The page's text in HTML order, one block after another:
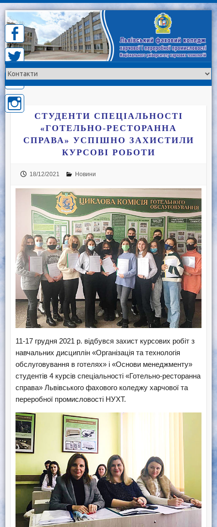
Skip
content
СТУДЕНТИ СПЕЦІАЛЬНОСТІ
«ГОТЕЛЬНО-РЕСТОРАННА
СПРАВА» УСПІШНО ЗАХИСТИЛИ
КУРСОВІ РОБОТИ
18/12/2021 Новини
​11-17 грудня 2021 р. відбувся захист курсових робіт з
навчальних дисциплін «Організація та технологія
обслуговування в готелях» і «Основи менеджменту»
студентів 4 курсів спеціальності «Готельно-ресторанна
справа» Львівського фахового коледжу харчової та
переробної промисловості НУХТ.